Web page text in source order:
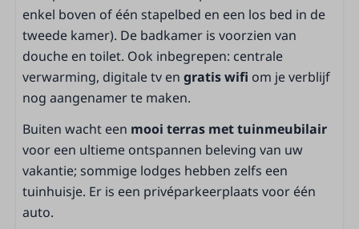
Keuken
Keuken
Afzuigkap
Koelkast met vriesvak
Combi-oven
Oven
Vaatwasser
Koffiezetapparaat (filter)
Waterkoker
enkel boven of één stapelbed en een los bed in de
tweede kamer). De badkamer is voorzien van
douche en toilet. Ook inbegrepen: centrale
verwarming, digitale tv en gratis wifi om je verblijf
nog aangenamer te maken.
Buiten wacht een mooi terras met tuinmeubilair
voor een ultieme ontspannen beleving van uw
vakantie; sommige lodges hebben zelfs een
tuinhuisje. Er is een privéparkeerplaats voor één
auto.